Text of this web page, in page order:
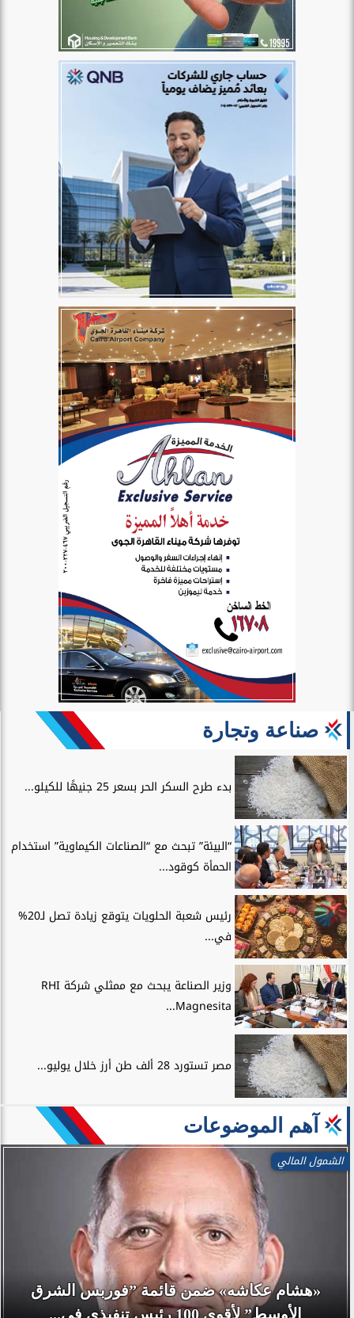
صناعة وتجارة
بدء طرح السكر الحر بسعر 25 جنيهًا للكيلو...
“البيئة” تبحث مع “الصناعات الكيماوية” استخدام
الحمأة كوقود...
رئيس شعبة الحلويات يتوقع زيادة تصل لـ20%
في...
وزير الصناعة يبحث مع ممثلي شركة RHI
Magnesita...
مصر تستورد 28 ألف طن أرز خلال يوليو...
آهم الموضوعات
الشمول المالي
«هشام عكاشه» ضمن قائمة ”فوربس الشرق
الأوسط” لأقوي 100 رئيس تنفيذي في...